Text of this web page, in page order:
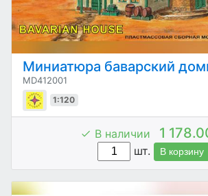
Миниатюра баварский
MD412001
1:120
В наличии 1
шт.
В корзину